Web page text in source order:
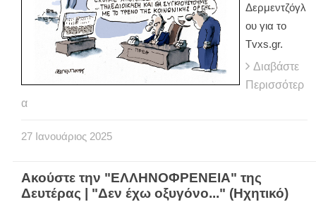
Δερμεντζόγλ
ου για το
Tvxs.gr.
Διαβάστε
Περισσότερ
α
27 Ιανουάριος 2025
Ακούστε την "ΕΛΛΗΝΟΦΡΕΝΕΙΑ" της
Δευτέρας | "Δεν έχω οξυγόνο..." (Ηχητικό)